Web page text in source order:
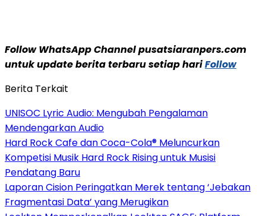
Follow WhatsApp Channel pusatsiaranpers.com
untuk update berita terbaru setiap hariFollow
Berita Terkait
UNISOC Lyric Audio: Mengubah Pengalaman
Mendengarkan Audio
Hard Rock Cafe dan Coca-Cola® Meluncurkan
Kompetisi Musik Hard Rock Rising untuk Musisi
Pendatang Baru
Laporan Cision Peringatkan Merek tentang ‘Jebakan
Fragmentasi Data’ yang Merugikan